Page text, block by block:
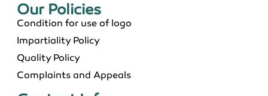
Our Policies​
Condition for use of logo
Impartiality Policy
Quality Policy
Complaints and Appeals